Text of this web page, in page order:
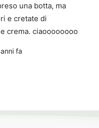
una botta, ma
e cretate di
crema. ciaoooooooo
fa